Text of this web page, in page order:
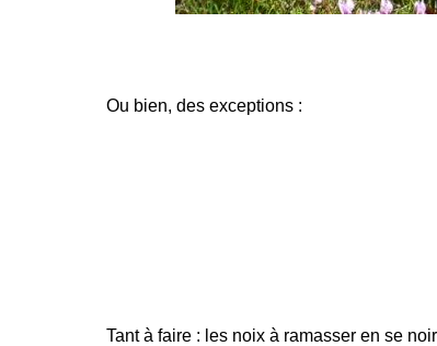
Ou bien, des exceptions :
Tant à faire : les noix à ramasser en se